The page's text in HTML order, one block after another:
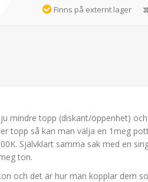
Finns på externt lager
mindre topp (diskant/öppenhet)
topp så kan man välja en 1meg
Självklart samma sak med en
ton.
och det är hur man kopplar dem